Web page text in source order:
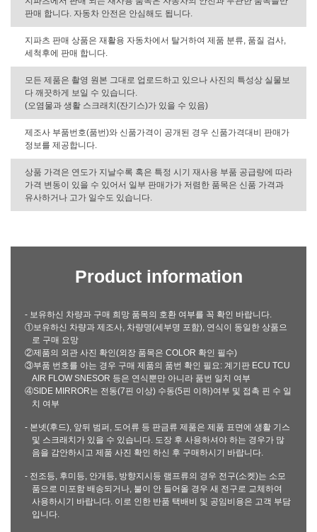
판매 합니다. 자동차 안전은 안심해도 됩니다.
지파츠 판매 상품은 재활용 자동차에서 탈거하여 제품 분류, 품질 검사,
세척후에 판매 합니다.
모든 제품은 촬영 원본 그대로 업로드하고 있으나 사진의 특성상 실물보
다 깨끗하게 보일 수 있습니다.
(오염물과 생활 스크래치(잔기스)가 있을 수 있음)
제조사 부품번호(품번)와 신품가격이 공개된 경우 신품가격대비 판매가
정보를 제공합니다.
상품 가격은 연도가 지날수록 혹은 특정 시기 재사용 부품 공급량에 따라
가격 변동이 있을 수 있어서 일부 판매가가 저렴한 품목은 신품 가격과
유사하거나 고가 일수도 있습니다.
Product information
- 보유하신 차량과 구매 희망 품목의 호환 여부를 꼭 확인 바랍니다.
①보유하신 차량과 제조사, 차량명(세부명 포함), 연식이 동일한 상품으
로 구매 요망
②제품의 외관 사진 확인(외장 품목은 COLOR 확인 필수)
③부품 번호를 아는 경우 구매 제품의 품번 확인 필요: 계기판 ECU TCU
AIR FLOW SNESOR 등은 연식뿐만 아니라 품번 일치 여부
④SIDE MIRROR는 전동(7핀 이상) 수동(5핀 이하)여부 및 접촉 핀 수 일
치 여부
- 본넷(후드), 앞뒤 범퍼, 도어류 등 판금류 제품은 제품 표면에 생활 기스
및 스크래치가 있을 수 있습니다. 도장 후 사용하셔야 하는 경우가 많
음을 감안하시고 제품 사진 확인 하신 후 구매하시기 바랍니다.
- 전조등, 후미등, 안개등, 방향지시등 램프류의 경우 전구(소켓)는 소모
품으로 미포함 배송되거나, 불이 안 들어올 경우 새 전구로 교체하여
사용하시기 바랍니다. 이로 인한 반품 택배비 및 공임비용은 고객 부담
입니다.